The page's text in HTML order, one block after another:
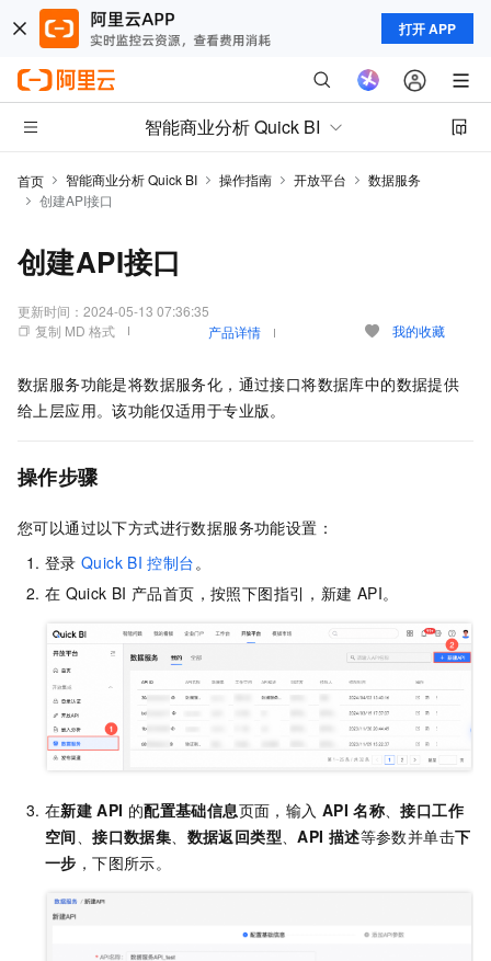
打开 APP
智能商业分析 Quick BI
首页 智能商业分析 Quick BI 操作指南 开放平台
数据服务
创建API接口
创建API接口
更新时间： 2024-05-13 07:36:35
复制 MD 格式
产品详情 我的收藏
数据服务功能是将数据服务化，通过接口将数据库中的数据提供
给上层应用。该功能仅适用于专业版。
操作步骤
您可以通过以下方式进行数据服务功能设置：
登录 Quick BI 控制台。
在 Quick BI 产品首页，按照下图指引，新建 API。
在新建 API 的配置基础信息页面，输入 API 名称 、接口工作
空间 、接口数据集 数据返回类型 、API 描述等参数并单击下
一步 ，下图所示。